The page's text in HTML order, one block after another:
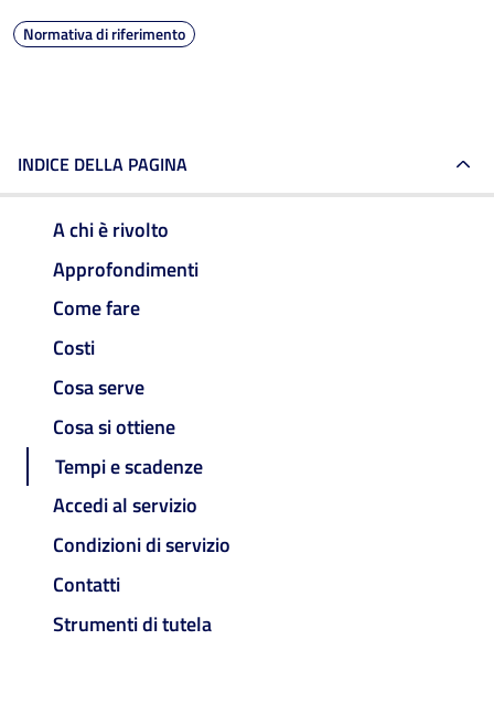
Normativa di riferimento
INDICE DELLA PAGINA
A chi è rivolto
Approfondimenti
Come fare
Costi
Cosa serve
Cosa si ottiene
Tempi e scadenze
Accedi al servizio
Condizioni di servizio
Contatti
Strumenti di tutela